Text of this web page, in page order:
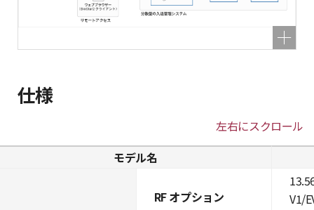
仕様
左右にスクロール
モデル名
RF オプション
V1/